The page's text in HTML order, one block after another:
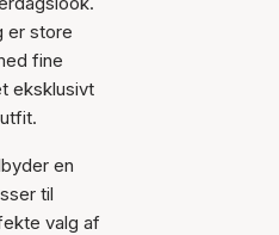
er store
fine
eksklusivt
en
til
valg af